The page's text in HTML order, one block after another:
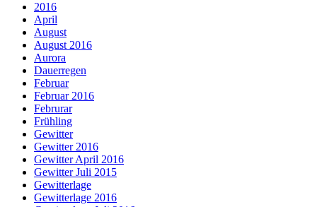
2016
April
August
August 2016
Aurora
Dauerregen
Februar
Februar 2016
Februrar
Frühling
Gewitter
Gewitter 2016
Gewitter April 2016
Gewitter Juli 2015
Gewitterlage
Gewitterlage 2016